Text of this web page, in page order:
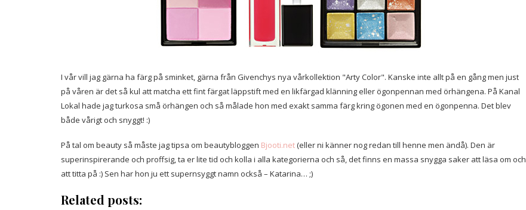
I vår vill jag gärna ha färg på sminket, gärna från Givenchys nya vårkollektion "Arty Color". Kanske inte allt på en gång men just
på våren är det så kul att matcha ett fint färgat läppstift med en likfärgad klänning eller ögonpennan med örhängena. På Kanal
Lokal hade jag turkosa små örhängen och så målade hon med exakt samma färg kring ögonen med en ögonpenna. Det blev
både vårigt och snyggt! :)
På tal om beauty så måste jag tipsa om beautybloggen Bjooti.net(eller ni känner nog redan till henne men ändå). Den är
superinspirerande och proffsig, ta er lite tid och kolla i alla kategorierna och så, det finns en massa snygga saker att läsa om och
att titta på :) Sen har hon ju ett supernsyggt namn också – Katarina… ;)
Related posts: